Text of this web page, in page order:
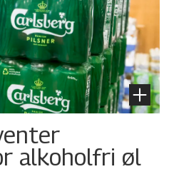
alkoholfri øl